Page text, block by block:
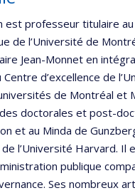
est professeur titulaire
de l’Université de
Jean-Monnet en
d’excellence de
de Montréal et
doctorales et post-
et au Minda de
l’Université Harvard. Il
publique
Ses nombreux